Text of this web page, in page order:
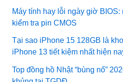
Máy tính hay lỗi ngày giờ BIOS:
kiểm tra pin CMOS
Tại sao iPhone 15 128GB là
iPhone 13 tiết kiệm nhất hiện
Top đồng hồ Nhật “bùng nổ”